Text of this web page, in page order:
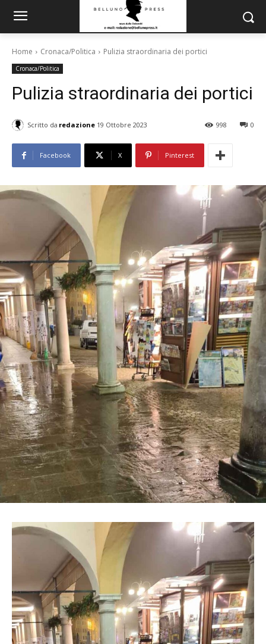
Home Cronaca/Politica Pulizia straordinaria dei portici
Cronaca/Politica
Pulizia straordinaria dei portici
Scritto da redazione 19 Ottobre 2023 0
998
Facebook X Pinterest